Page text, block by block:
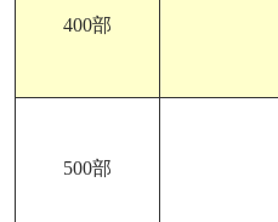
400部
500部